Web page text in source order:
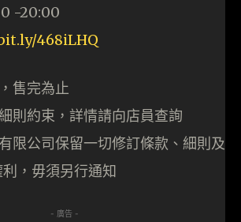
-20:00
468iLHQ
售完為止
則約束，詳情請向店員查詢
限公司保留一切修訂條款、細則及
，毋須另行通知
- 廣告 -